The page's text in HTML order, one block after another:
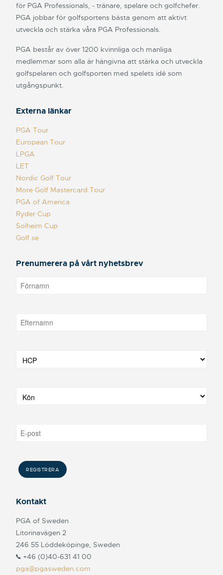
för PGA Professionals, - tränare, spelare och golfchefer.
PGA jobbar för golfsportens bästa genom att aktivt
utveckla och stärka våra PGA Professionals.
PGA består av över 1200 kvinnliga och manliga
medlemmar som alla är hängivna att stärka och utveckla
golfspelaren och golfsporten med spelets idé som
utgångspunkt.
Externa länkar
PGA Tour
European Tour
LPGA
LET
Nordic Golf Tour
More Golf Mastercard Tour
PGA of America
Ryder Cup
Solheim Cup
Golf.se
Prenumerera på vårt nyhetsbrev
Kontakt
PGA of Sweden
Litorinavägen 2
246 55 Löddeköpinge, Sweden
+46 (0)40-631 41 00
pga@pgasweden.com